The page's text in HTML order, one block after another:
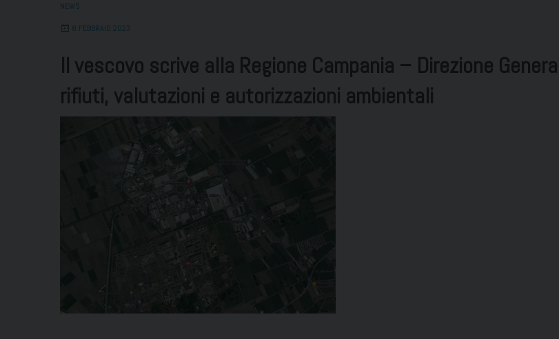
NEWS
8 FEBBRAIO 2023
Il vescovo scrive alla Regione Campania – Direzione
rifiuti, valutazioni e autorizzazioni ambientali